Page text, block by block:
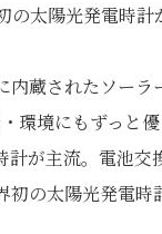
の太陽光発電時
内蔵されたソー
環境にもずっと
計が主流。電池
初の太陽光発電